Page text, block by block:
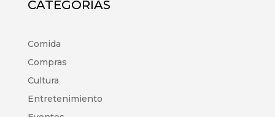
CATEGORÍAS
Comida
Compras
Cultura
Entretenimiento